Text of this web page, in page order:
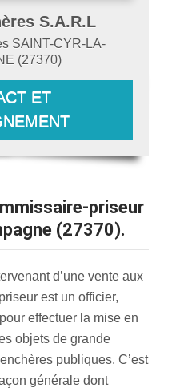
S.A.R.L
SAINT-CYR-LA-
(27370)
ET
(27370).
d’une vente aux
est un officier,
effectuer la mise en
objets de grande
publiques. C’est
générale dont